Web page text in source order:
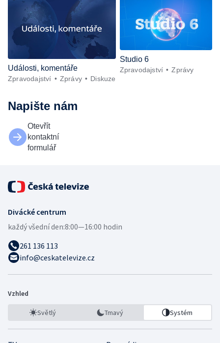
Události, komentáře
Zpravodajství Zprávy Diskuze
Studio 6
Zpravodajství Zprávy
Napište nám
Otevřít
kontaktní
formulář
Divácké centrum
každý všední den:8:00—16:00 hodin
261 136 113
info@ceskatelevize.cz
Vzhled
Světlý Tmavý Systém